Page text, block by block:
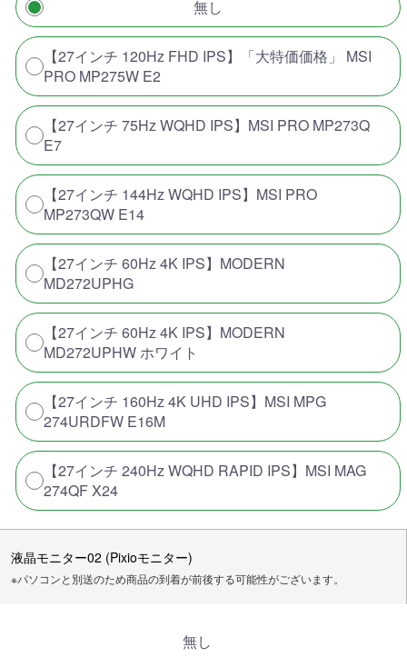
無し
【27インチ 120Hz FHD IPS】「大特価価格」 MSI
PRO MP275W E2
【27インチ 75Hz WQHD IPS】MSI PRO MP273Q
E7
【27インチ 144Hz WQHD IPS】MSI PRO
MP273QW E14
【27インチ 60Hz 4K IPS】MODERN
MD272UPHG
【27インチ 60Hz 4K IPS】MODERN
MD272UPHW ホワイト
【27インチ 160Hz 4K UHD IPS】MSI MPG
274URDFW E16M
【27インチ 240Hz WQHD RAPID IPS】MSI MAG
274QF X24
液晶モニター02 (Pixioモニター)
※パソコンと別送のため商品の到着が前後する可能性がございます。
無し